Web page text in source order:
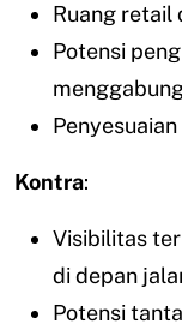
Ruang retail
Potensi
Kontra:
Visibilitas
di depan
Potensi